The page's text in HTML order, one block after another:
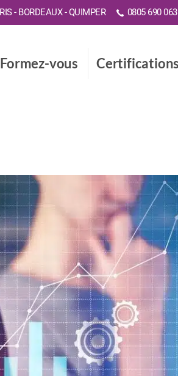
- BORDEAUX - QUIMPER 0805 690
Formez-vous